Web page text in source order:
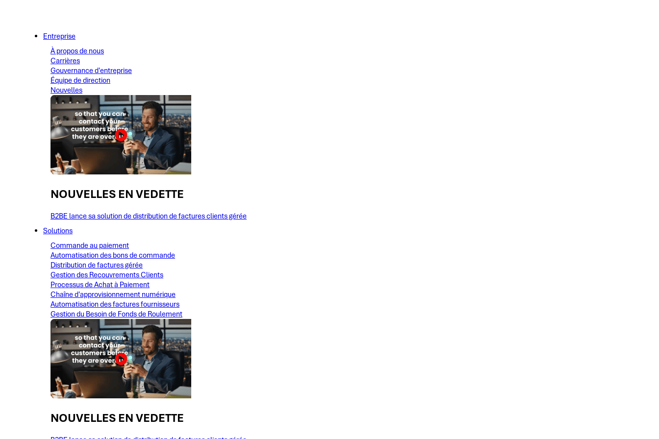
Entreprise
À propos de nous
Carrières
Gouvernance d'entreprise
Équipe de direction
Nouvelles
NOUVELLES EN VEDETTE
B2BE lance sa solution de distribution de factures clients gérée
Solutions
Commande au paiement
Automatisation des bons de commande
Distribution de factures gérée
Gestion des Recouvrements Clients
Processus de Achat à Paiement
Chaîne d'approvisionnement numérique
Automatisation des factures fournisseurs
Gestion du Besoin de Fonds de Roulement
NOUVELLES EN VEDETTE